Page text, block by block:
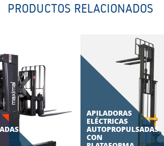
PRODUCTOS RELACIONADOS
APILADORAS
ELÉCTRICAS
AUTOPROPULSADAS
CON